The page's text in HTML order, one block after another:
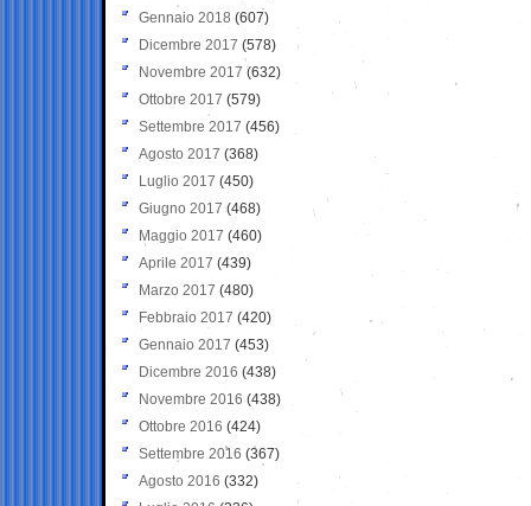
Gennaio 2018 (607)
Dicembre 2017 (578)
Novembre 2017 (632)
Ottobre 2017 (579)
Settembre 2017 (456)
Agosto 2017 (368)
Luglio 2017 (450)
Giugno 2017 (468)
Maggio 2017 (460)
Aprile 2017 (439)
Marzo 2017 (480)
Febbraio 2017 (420)
Gennaio 2017 (453)
Dicembre 2016 (438)
Novembre 2016 (438)
Ottobre 2016 (424)
Settembre 2016 (367)
Agosto 2016 (332)